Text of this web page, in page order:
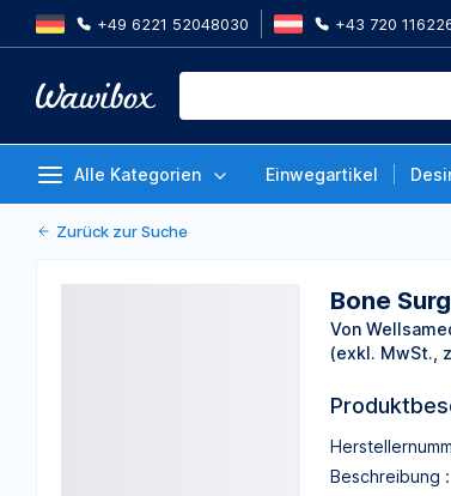
+49 6221 52048030 +43 720
Alle Kategorien Einwegartikel
Bone Surgery-Spitze,
Zurück zur Suche
Bone
Von
(exkl. MwSt.,
Beschreibung :